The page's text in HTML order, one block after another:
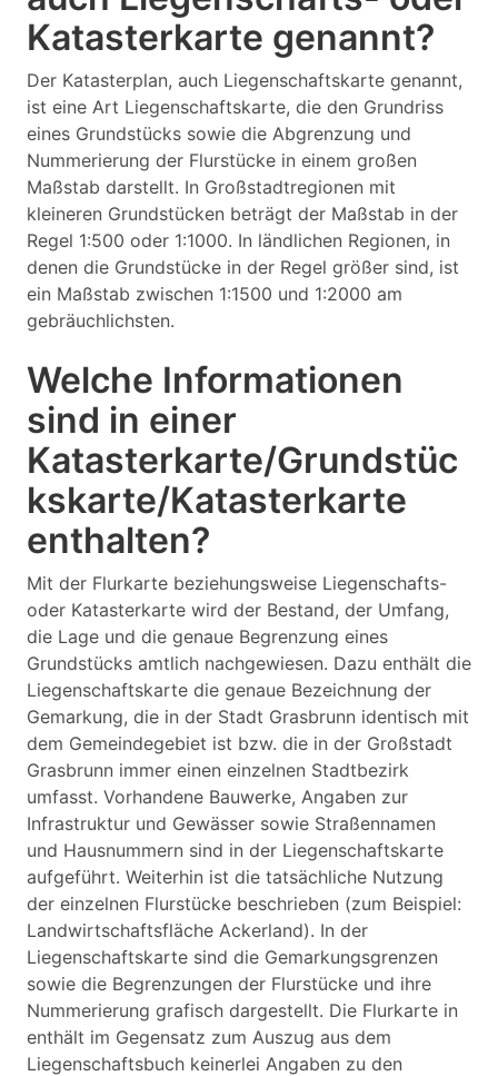
Katasterkarte genannt?
Der Katasterplan, auch Liegenschaftskarte genannt,
ist eine Art Liegenschaftskarte, die den Grundriss
eines Grundstücks sowie die Abgrenzung und
Nummerierung der Flurstücke in einem großen
Maßstab darstellt. In Großstadtregionen mit
kleineren Grundstücken beträgt der Maßstab in der
Regel 1:500 oder 1:1000. In ländlichen Regionen, in
denen die Grundstücke in der Regel größer sind, ist
ein Maßstab zwischen 1:1500 und 1:2000 am
gebräuchlichsten.
Welche Informationen
sind in einer
Katasterkarte/Grundstüc
kskarte/Katasterkarte
enthalten?
Mit der Flurkarte beziehungsweise Liegenschafts-
oder Katasterkarte wird der Bestand, der Umfang,
die Lage und die genaue Begrenzung eines
Grundstücks amtlich nachgewiesen. Dazu enthält die
Liegenschaftskarte die genaue Bezeichnung der
Gemarkung, die in der Stadt Grasbrunn identisch mit
dem Gemeindegebiet ist bzw. die in der Großstadt
Grasbrunn immer einen einzelnen Stadtbezirk
umfasst. Vorhandene Bauwerke, Angaben zur
Infrastruktur und Gewässer sowie Straßennamen
und Hausnummern sind in der Liegenschaftskarte
aufgeführt. Weiterhin ist die tatsächliche Nutzung
der einzelnen Flurstücke beschrieben (zum Beispiel:
Landwirtschaftsfläche Ackerland). In der
Liegenschaftskarte sind die Gemarkungsgrenzen
sowie die Begrenzungen der Flurstücke und ihre
Nummerierung grafisch dargestellt. Die Flurkarte in
enthält im Gegensatz zum Auszug aus dem
Liegenschaftsbuch keinerlei Angaben zu den